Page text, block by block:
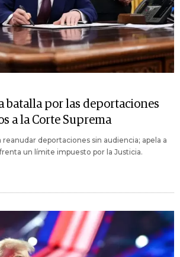
batalla por las deportaciones
a la Corte Suprema
reanudar deportaciones sin audiencia; apela a
un límite impuesto por la Justicia.